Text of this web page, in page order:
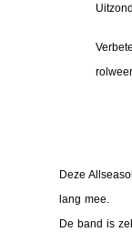
Deze
lang mee.
De band is